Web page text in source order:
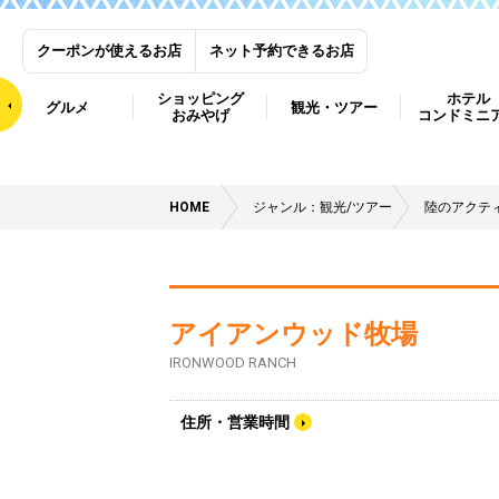
クーポンが使えるお店 ネット予約できるお店
グルメ
ショッピング
おみやげ
観光・ツアー
ホテル
コンドミニ
HOME ジャンル：観光/ツアー 陸のアクテ
アイアンウッド牧場
IRONWOOD RANCH
住所・営業時間